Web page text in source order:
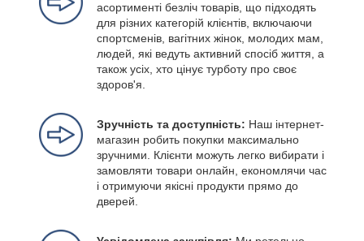
асортименті безліч товарів, що підходять
для різних категорій клієнтів, включаючи
спортсменів, вагітних жінок, молодих мам,
людей, які ведуть активний спосіб життя, а
також усіх, хто цінує турботу про своє
здоров'я.
Зручність та доступність: Наш інтернет-
магазин робить покупки максимально
зручними. Клієнти можуть легко вибирати і
замовляти товари онлайн, економлячи час
і отримуючи якісні продукти прямо до
дверей.